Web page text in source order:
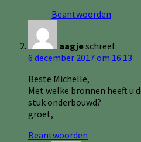
Beantwoorden
aagjeschreef:
6 december 2017 om 16:13
Beste Michelle,
Met welke bronnen heeft u
stuk onderbouwd?
groet,
Beantwoorden